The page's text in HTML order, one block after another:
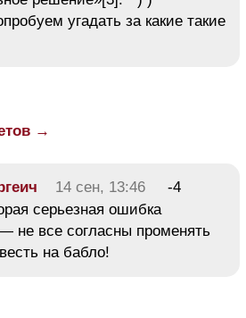
угадать за какие такие
→
14 сен, 13:46
-4
серьезная ошибка
не все согласны променять
на бабло!